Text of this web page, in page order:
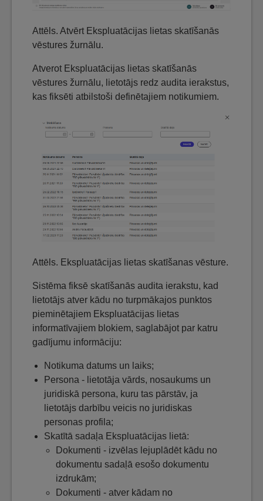
Attēls. Atvērt Ekspluatācijas lietas skatīšanās
vēstures žurnālu.
Atverot Ekspluatācijas lietas skatīšanās
vēstures žurnālu, lietotājs redz audita ierakstus,
kas fiksēti atbilstoši definētajiem notikumiem.
Attēls. Ekspluatācijas lietas skatīšanas vēsture.
Sistēma fiksē skatīšanās audita ierakstu, kad
lietotājs atver kādu no turpmākajos punktos
pieminētajiem Ekspluatācijas lietas
informatīvajiem blokiem, saglabājot par katru
gadījumu informāciju:
Notikuma datums un laiks;
Persona - lietotāja vārds, nosaukums un
juridiskā persona, kuru tas pārstāv, ja
lietotājs darbību veicis no juridiskas
personas profila;
Skatītā sadaļa Ekspluatācijas lietā:
Dokumenti - izvēlas lejuplādēt kādu no
dokumentu sadaļā esošo dokumentu
izdrukām;
Dokumenti - atver kādam no